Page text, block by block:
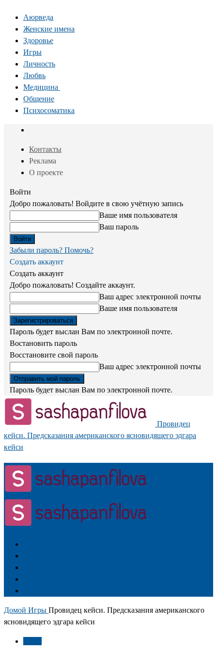
Аюрведа
Женские имена
Здоровье
Игры
Личность
Любвь
Медицина
Общение
Психосоматика
Контакты
Реклама
О проекте
Войти
Добро пожаловать! Войдите в свою учётную запись
Ваше имя пользователя
Ваш пароль
Забыли пароль? Помочь?
Создать аккаунт
Создать аккаунт
Добро пожаловать! Создайте аккаунт.
Ваш адрес электронной почты
Ваше имя пользователя
Пароль будет выслан Вам по электронной почте.
Востановить пароль
Восстановите свой пароль
Ваш адрес электронной почты
Пароль будет выслан Вам по электронной почте.
Провидец
кейси. Предсказания американского ясновидящего эдгара
кейси
Домой Игры Провидец кейси. Предсказания американского
ясновидящего эдгара кейси